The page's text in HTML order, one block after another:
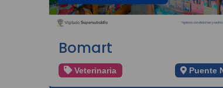
Bomart
Veterinaria Puente